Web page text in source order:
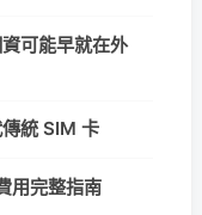
可能早就在外
統 SIM 卡
用完整指南